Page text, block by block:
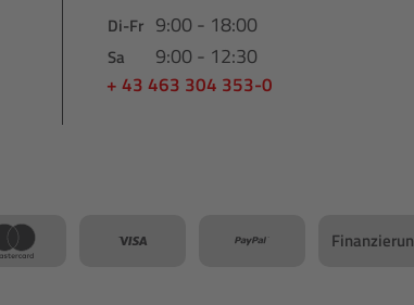
Di-Fr 9:00 - 18:00
Sa 9:00 - 12:30
+ 43 463 304 353-0